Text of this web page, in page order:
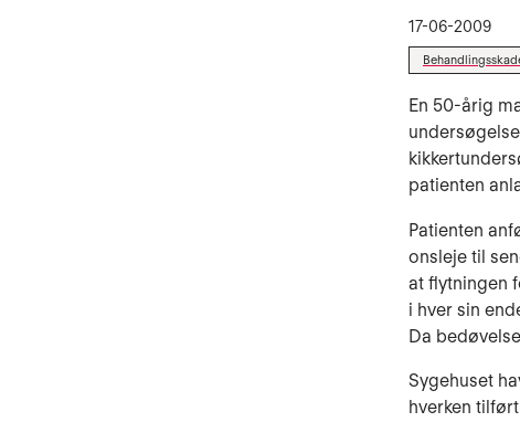
17-06-2009
En 50-årig
patienten
Patienten
onsleje til
at flytningen
i hver sin
Da
Sygehuset
hver­ken